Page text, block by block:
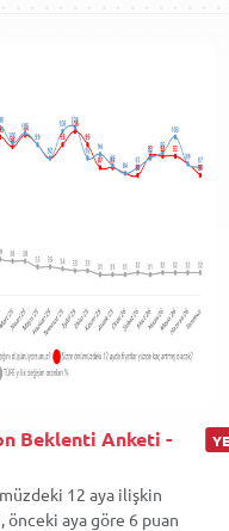
Beklenti Anketi -
12 aya ilişkin
aya göre 6 puan